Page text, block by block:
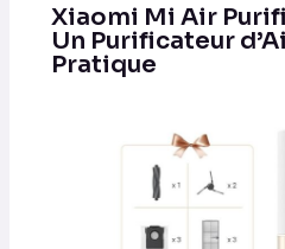
Xiaomi Mi Air
Un Purificateur
Pratique